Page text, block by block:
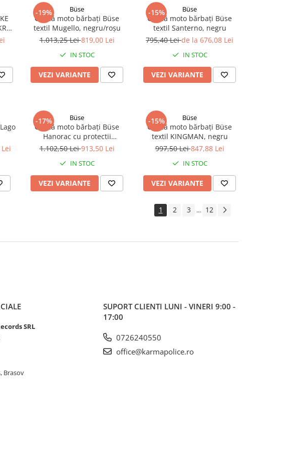
-19% Büse
Geacă moto bărbați Büse
textil Mugello, negru/roșu
1.013,25 Lei819,00 Lei
IN STOC
VEZI VARIANTE
-15% Büse
Geacă moto bărbați Büse
textil Santerno, negru
795,40 Leide la 676,08 Lei
IN STOC
VEZI VARIANTE
-17% Büse
Geacă moto bărbați Büse
Hanorac cu protectii
FREEMONT HOODY
1.102,50 Lei913,50 Lei
IN STOC
VEZI VARIANTE
-15% Büse
Geacă moto bărbați Büse
textil KINGMAN, negru
997,50 Lei847,88 Lei
IN STOC
VEZI VARIANTE
1 2 3 ... 12
SRL
Brasov
SUPORT CLIENTI LUNI - VINERI 9:00 -
17:00
0726240550
office@karmapolice.ro